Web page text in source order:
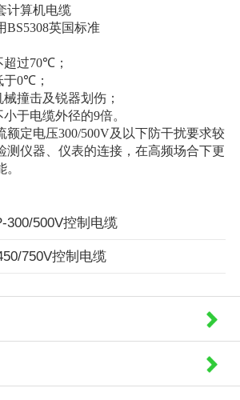
计算机电缆
BS5308英国标准
超过70℃；
于0℃；
撞击及锐器划伤；
小于电缆外径的9倍。
额定电压300/500V及以下防干扰要求较
测仪器、仪表的连接，在高频场合下更
300/500V控制电缆
750V控制电缆